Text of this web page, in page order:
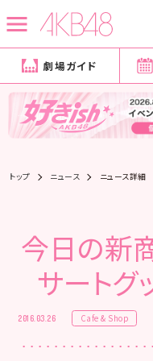
劇場ガイド
トップ ニュース ニュース詳細
今日の新
サート
2016.03.26 Cafe & Shop